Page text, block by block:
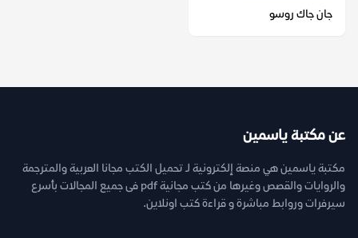
جان جاك روسو
عن مكتبة ياسمين
مكتبة ياسمين هي منصة إلكترونية لـ تحميل الكتب مجانا العربية والمترجمة
والروايات والقصص وغيرها من كتب مجانية pdf فى جميع المجالات بأسرع
سيرفرات وروابط مباشرة و قراءة كتب اونلاين.